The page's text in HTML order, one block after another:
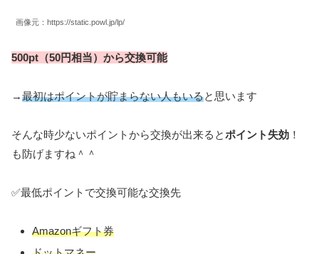
画像元：https://static.powl.jp/lp/
500pt（50円相当）から交換可能
→最初はポイントが貯まらない人もいると思います
そんな時少ないポイントから交換が出来るとポイント失効 ！
も防げますね＾＾
✅最低ポイントで交換可能な交換先
Amazonギフト券